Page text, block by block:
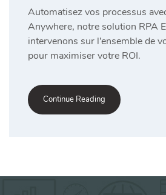
Automatisez vos processus
Anywhere, notre solution RPA
intervenons sur l’ensemble de
pour maximiser votre ROI.
Continue Reading